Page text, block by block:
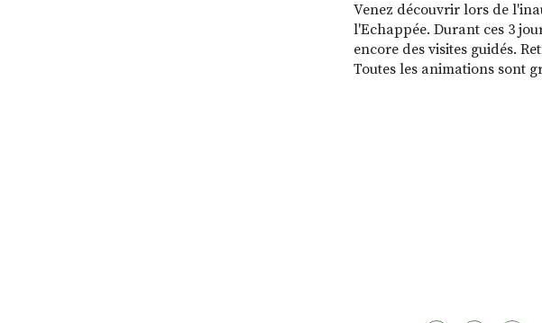
Venez découvrir lors de
l'Echappée. Durant ces 3
encore des visites guidés.
Toutes les animations sont